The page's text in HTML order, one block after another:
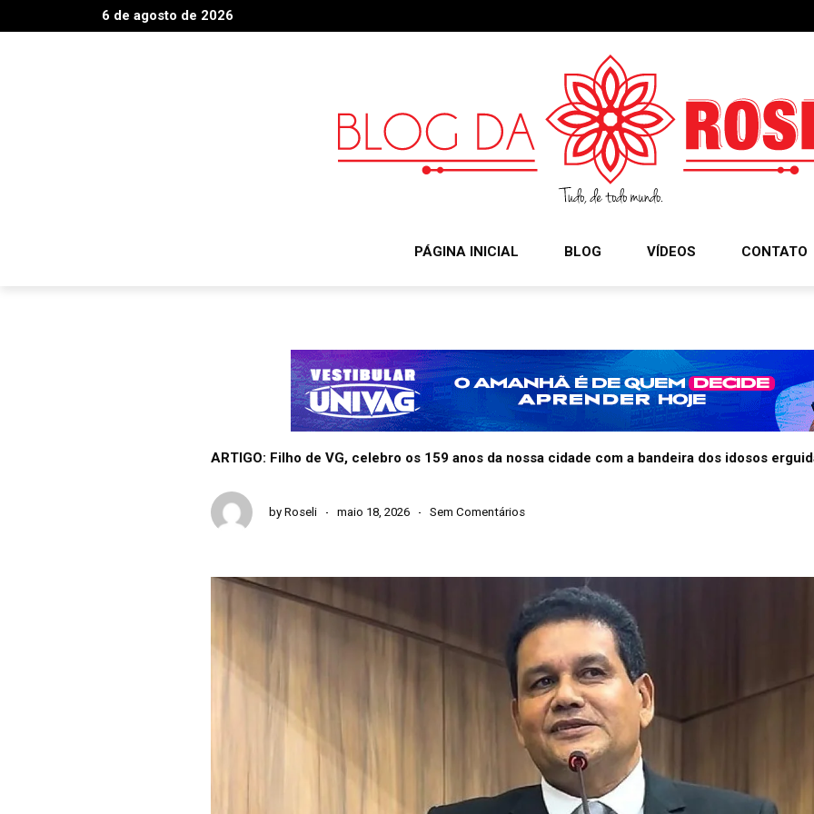
6 de agosto de 2026
PÁGINA INICIAL BLOG VÍDEOS CONTATO
ARTIGO: Filho de VG, celebro os 159 anos da nossa cidade com a bandeira dos idosos
by Roseli maio 18, 2026 Sem Comentários